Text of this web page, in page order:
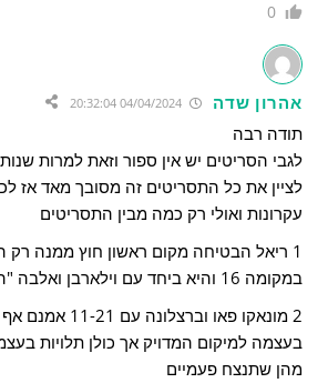
0
אהרון שדה
תודה רבה
לציין את כל התסריטים זה מסובך מאד אז
עקרונות ואולי רק כמה מבין התסריטים
1 ריאל הבטיחה מקום ראשון חוץ ממנה רק
במקומה 16 והיא ביחד עם וילארבן ואלבה "הבטיחו" הדחה
2 מונאקו פאו
בעצמה למיקום המדויק אך כולן תלויות
מהן שתנצח פעמיים